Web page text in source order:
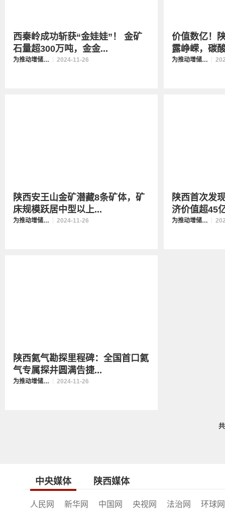
西秦岭成功斩获“金娃娃”！ 金矿
石量超300万吨，金金...
为推动增储上产贡献陕西力量 2024-11-26
价值数亿！
露峥嵘，碳
为推动增储上产贡献陕西力量
陕西安王山金矿潜藏8条矿体，矿
床规模跃居中型以上...
为推动增储上产贡献陕西力量 2024-11-26
陕西首次发
济价值超45
为推动增储上产贡献陕西力量
陕西氦气勘探里程碑：全国首口氦
气专属探井圆满告捷...
为推动增储上产贡献陕西力量 2024-11-26
中央媒体 陕西媒体
人民网 新华网 中国网 央视网 法治网 环球网